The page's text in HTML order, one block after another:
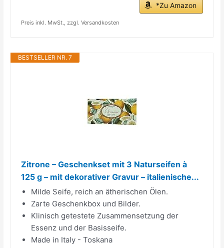
*Zu Amazon
Preis inkl. MwSt., zzgl. Versandkosten
BESTSELLER NR. 7
Zitrone – Geschenkset mit 3 Naturseifen à
125 g – mit dekorativer Gravur – italienische...
Milde Seife, reich an ätherischen Ölen.
Zarte Geschenkbox und Bilder.
Klinisch getestete Zusammensetzung der
Essenz und der Basisseife.
Made in Italy - Toskana